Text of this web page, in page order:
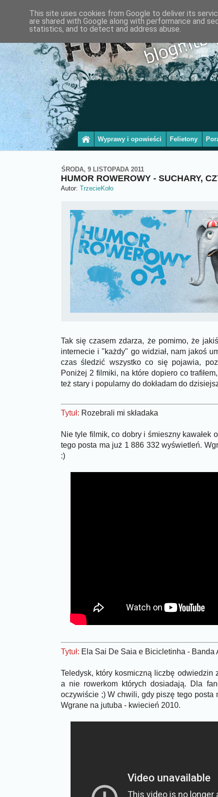
Wyprawy i opowieści Felietony
ŚRODA, 9 LISTOPADA 2011
HUMOR ROWEROWY - SUCHARY,
Autor: TrzecieKoło
Tak się czasem zdarza, że pomimo, że
internecie i "każdy" go widział, nam jakoś
czas śledzić wszystko co się pojawia,
Poniżej 2 filmiki, na które dopiero co
też stary i popularny do dokładam do
Tytuł: Rozebrali mi składaka
Nie tyle filmik, co dobry i śmieszny kawałek
tego posta ma już 1 886 332 wyświetleń.
:)
Tytuł: Ela Sai De Saia e Bicicletinha - Banda
Teledysk, który kosmiczną liczbę odwiedzin
a nie rowerkom których dosiadają. Dla
oczywiście ;) W chwili, gdy piszę tego posta
Wgrane na jutuba - kwiecień 2010.
This site uses cookies from Google to deliver its
are shared with Google along with performance and
statistics, and to detect and address abuse.